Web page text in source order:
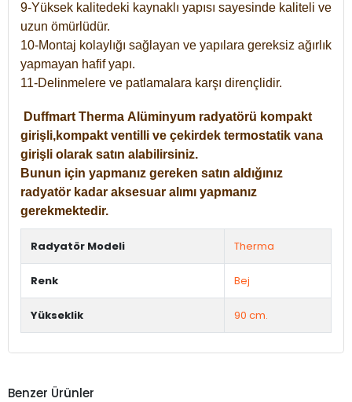
9-Yüksek kalitedeki kaynaklı yapısı sayesinde kaliteli ve
uzun ömürlüdür.
10-Montaj kolaylığı sağlayan ve yapılara gereksiz ağırlık
yapmayan hafif yapı.
11-Delinmelere ve patlamalara karşı dirençlidir.
Duffmart Therma Alüminyum radyatörü kompakt
girişli,kompakt ventilli ve çekirdek termostatik vana
girişli olarak satın alabilirsiniz.
Bunun için yapmanız gereken satın aldığınız
radyatör kadar aksesuar alımı yapmanız
gerekmektedir.
Radyatör Modeli Therma
Renk Bej
Yükseklik 90 cm.
Benzer Ürünler